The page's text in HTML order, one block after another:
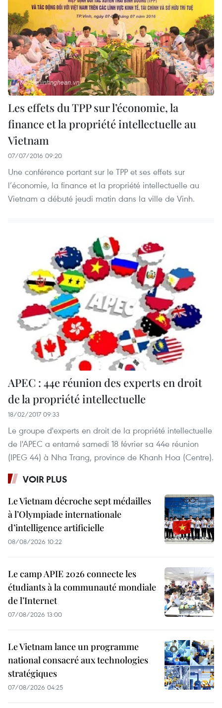
Les effets du TPP sur l’économie, la
finance et la propriété intellectuelle au
Vietnam
07/07/2016 09:20
Une conférence portant sur le TPP et ses effets sur
l’économie, la finance et la propriété intellectuelle au
Vietnam a débuté jeudi matin dans la ville de Vinh.
APEC : 44e réunion des experts en droit
de la propriété intellectuelle
18/02/2017 09:33
Le groupe d'experts en droit de la propriété intellectuelle
de l'APEC a entamé samedi 18 février sa 44e réunion
(IPEG 44) à Nha Trang, province de Khanh Hoa (Centre).
VOIR PLUS
Le Vietnam décroche sept médailles
à l’Olympiade internationale
d’intelligence artificielle
08/08/2026 10:22
Le camp APIE 2026 connecte les
étudiants à la communauté mondiale
de l’Internet
07/08/2026 13:00
Le Vietnam lance un programme
national consacré aux technologies
stratégiques
07/08/2026 04:25